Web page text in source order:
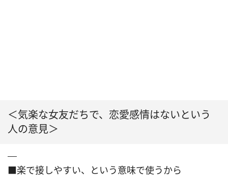
＜気楽な女友だちで、恋愛感情はないという
人の意見＞
■楽で接しやすい、という意味で使うから